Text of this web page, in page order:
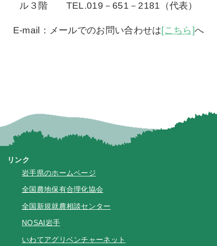
ル３階 TEL.019－651－2181（代表）
E-mail：メールでのお問い合わせは[こちら]へ
リンク
岩手県のホームページ
全国農地保有合理化協会
全国新規就農相談センター
NOSAI岩手
いわてアグリベンチャーネット